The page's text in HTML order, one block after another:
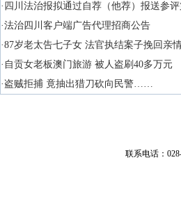
·四川法治报拟通过自荐（他荐）报送参
·法治四川客户端广告代理招商公告
·87岁老太告七子女 法官执结案子挽回亲
·自贡女老板澳门旅游 被人盗刷40多万元
·盗贼拒捕 竟抽出猎刀砍向民警……
联系电话：